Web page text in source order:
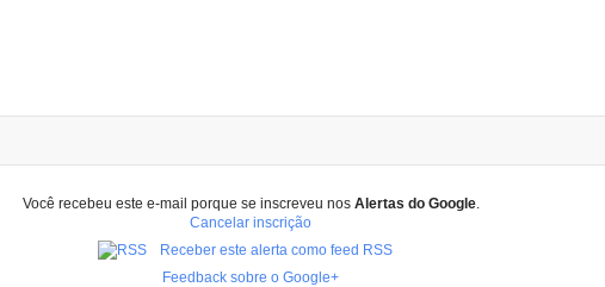
Você recebeu este e-mail porque se inscreveu nos Alertas do Google.
Cancelar inscrição
Receber este alerta como feed RSS
Feedback sobre o Google+